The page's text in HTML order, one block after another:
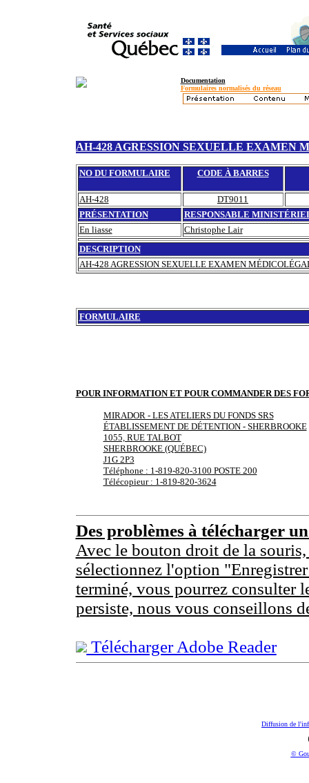
Documentation
Formulaires normalisés du réseau
AH-428 AGRESSION SEXUELLE EXAMEN
NO DU FORMULAIRE CODE À BARRES
AH-428
DT9011
PRÉSENTATION
RESPONSABLE
En liasse
Christophe Lair
DESCRIPTION
AH-428 AGRESSION SEXUELLE EXAMEN
FORMULAIRE
POUR INFORMATION ET POUR COMMANDER DES
MIRADOR - LES ATELIERS DU FONDS SRS
ÉTABLISSEMENT DE DÉTENTION - SHERBROOKE
1055, RUE TALBOT
SHERBROOKE (QUÉBEC)
J1G 2P3
Téléphone : 1-819-820-3100 POSTE 200
Télécopieur : 1-819-820-3624
Des problèmes à télécharger
Avec le bouton droit de la
sélectionnez l'option
terminé, vous pourrez consulter
persiste, nous vous conseillons
Télécharger Adobe Reader
Diffusion de
©